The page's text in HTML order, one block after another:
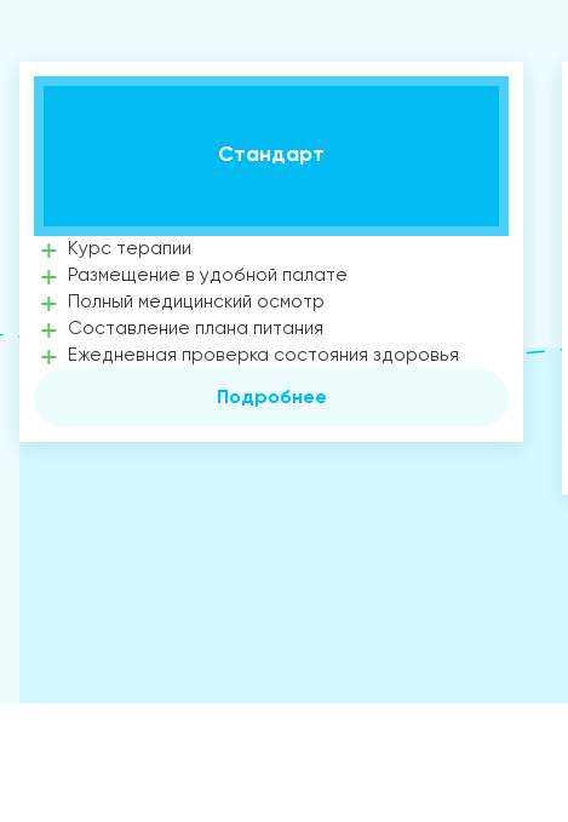
Стандарт
Курс терапии
Размещение в удобной палате
Полный медицинский осмотр
Составление плана питания
Ежедневная проверка состояния здоровья
Подробнее